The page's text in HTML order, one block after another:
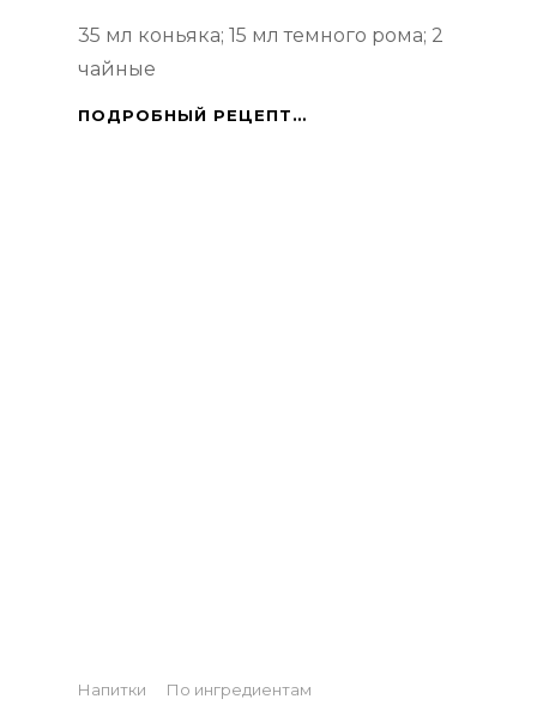
35 мл коньяка; 15 мл темного рома; 2
чайные
ПОДРОБНЫЙ РЕЦЕПТ…
Categories
Напитки По ингредиентам